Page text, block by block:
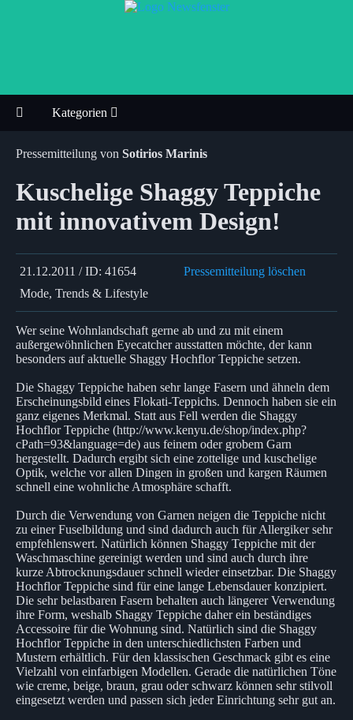
Kategorien
Pressemitteilung von Sotirios Marinis
Kuschelige Shaggy Teppiche
mit innovativem Design!
21.12.2011 / ID: 41654
Pressemitteilung löschen
Mode, Trends & Lifestyle
Wer seine Wohnlandschaft gerne ab und zu mit einem
außergewöhnlichen Eyecatcher ausstatten möchte, der kann
besonders auf aktuelle Shaggy Hochflor Teppiche setzen.
Die Shaggy Teppiche haben sehr lange Fasern und ähneln dem
Erscheinungsbild eines Flokati-Teppichs. Dennoch haben sie ein
ganz eigenes Merkmal. Statt aus Fell werden die Shaggy
Hochflor Teppiche (http://www.kenyu.de/shop/index.php?
cPath=93&language=de) aus feinem oder grobem Garn
hergestellt. Dadurch ergibt sich eine zottelige und kuschelige
Optik, welche vor allen Dingen in großen und kargen Räumen
schnell eine wohnliche Atmosphäre schafft.
Durch die Verwendung von Garnen neigen die Teppiche nicht
zu einer Fuselbildung und sind dadurch auch für Allergiker sehr
empfehlenswert. Natürlich können Shaggy Teppiche mit der
Waschmaschine gereinigt werden und sind auch durch ihre
kurze Abtrocknungsdauer schnell wieder einsetzbar. Die Shaggy
Hochflor Teppiche sind für eine lange Lebensdauer konzipiert.
Die sehr belastbaren Fasern behalten auch längerer Verwendung
ihre Form, weshalb Shaggy Teppiche daher ein beständiges
Accessoire für die Wohnung sind. Natürlich sind die Shaggy
Hochflor Teppiche in den unterschiedlichsten Farben und
Mustern erhältlich. Für den klassischen Geschmack gibt es eine
Vielzahl von einfarbigen Modellen. Gerade die natürlichen Töne
wie creme, beige, braun, grau oder schwarz können sehr stilvoll
eingesetzt werden und passen sich jeder Einrichtung sehr gut an.